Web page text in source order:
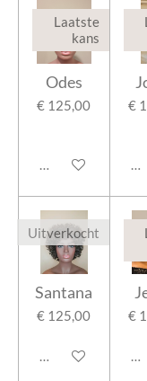
Laatste
kans
Odes
€ 125,00
In winkelwagen
€
Uitverkocht
Santana
€ 125,00
Houd mij op de
€
In